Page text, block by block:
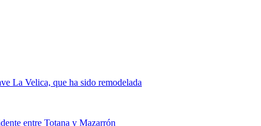
La Velica, que ha sido remodelada
entre Totana y Mazarrón